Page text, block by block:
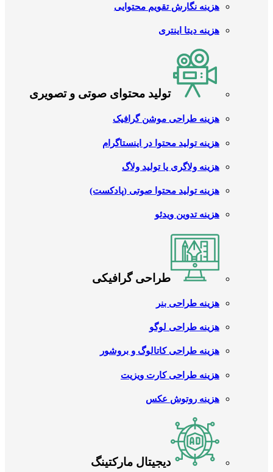
هزینه نگارش تقویم محتوایی
هزینه دیتا اینتری
تولید محتوای صوتی و تصویری
هزینه طراحی موشن گرافیک
هزینه تولید محتوا در اینستاگرام
هزینه ولاگری یا تولید ولاگ
هزینه تولید محتوا صوتی (پادکست)
هزینه تدوین ویدئو
طراحی گرافیکی
هزینه طراحی بنر
هزینه طراحی لوگو
هزینه طراحی کاتالوگ و بروشور
هزینه طراحی کارت ویزیت
هزینه روتوش عکس
دیجیتال مارکتینگ